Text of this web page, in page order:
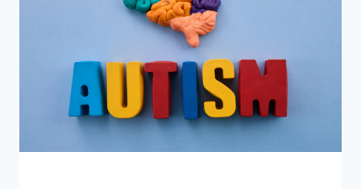
AUTISTAS:
ESTRATÉGIAS
A
ANSIEDADE
E
MELHORAR